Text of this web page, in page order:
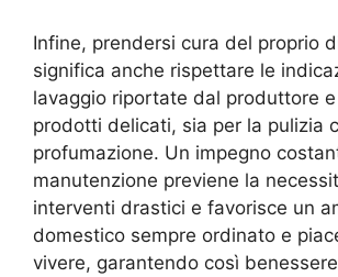
Infine, prendersi cura del proprio
significa anche rispettare le
lavaggio riportate dal produttore
prodotti delicati, sia per la pulizia
profumazione. Un impegno
manutenzione previene la
interventi drastici e favorisce un
domestico sempre ordinato e
vivere, garantendo così